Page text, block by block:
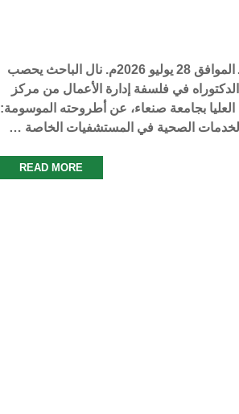
الثلاثاء 14 صفر 1448هـ الموافق 28 يوليو 2026م. نال الباحث يحصب
في فلسفة إدارة الأعمال من مركز
العليا بجامعة صنعاء، عن أطروحته الموسومة:
الصحية في المستشفيات الخاصة …
READ MORE